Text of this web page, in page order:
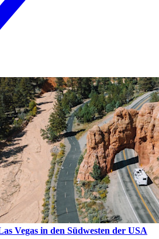
Vegas in den Südwesten der USA